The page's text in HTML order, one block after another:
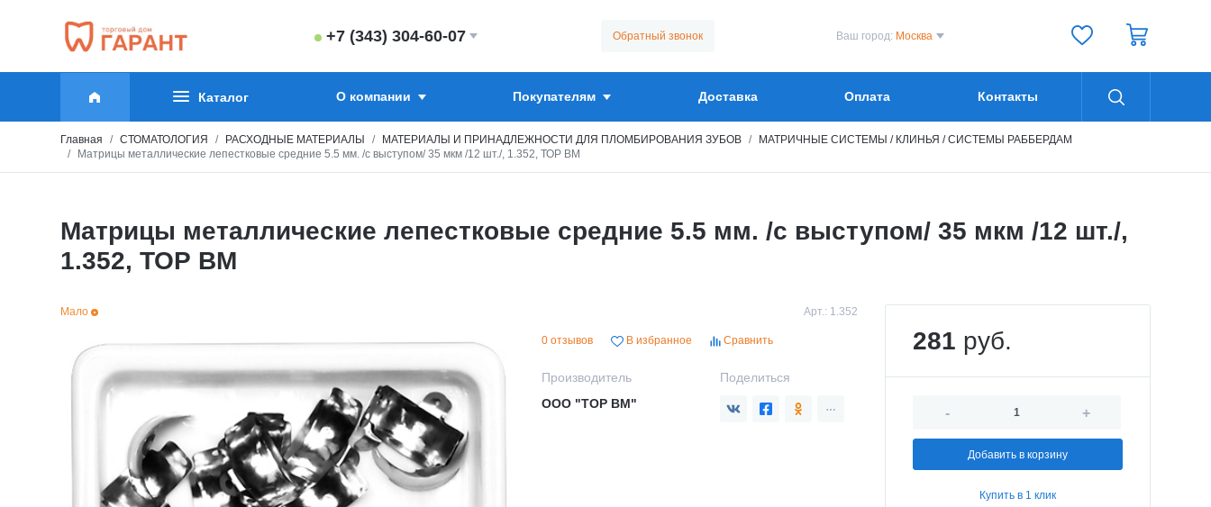
+7 (343) 304-60-07 Обратный звонок Ваш город: Москва
Каталог О компании Покупателям Доставка Оплата Контакты
Главная СТОМАТОЛОГИЯ РАСХОДНЫЕ МАТЕРИАЛЫ МАТЕРИАЛЫ И ПРИНАДЛЕЖНОСТИ ДЛЯ ПЛОМБИРОВАНИЯ ЗУБОВ
МАТРИЧНЫЕ СИСТЕМЫ / КЛИНЬЯ / СИСТЕМЫ РАББЕРДАМ
Матрицы металлические лепестковые средние 5.5 мм. /с выступом/ 35 мкм /12 шт./, 1.352, ТОР ВМ
Матрицы металлические лепестковые средние 5.5 мм. /с выступом/ 35 мкм /12 шт./,
1.352, ТОР ВМ
Мало Арт.: 1.352
0 отзывов В избранное Сравнить
Производитель
ООО "ТОР ВМ"
Поделиться
281 руб.
- +
Добавить в корзину
Купить в 1 клик